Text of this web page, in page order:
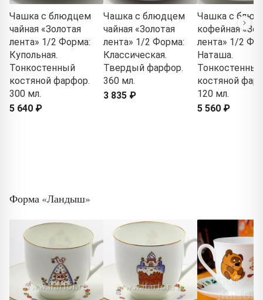
Чашка с блюдцем
чайная «Золотая
лента» 1/2 Форма:
Купольная.
Тонкостенный
костяной фарфор.
300 мл.
5 640 ₽
Чашка с блюдцем
чайная «Золотая
лента» 1/2 Форма:
Классическая.
Твердый фарфор.
360 мл.
3 835 ₽
Чашка с
кофейная
лента» 1/2
Наташа.
Тонкостенный
костяной
120 мл.
5 560 ₽
Форма «Ландыш»